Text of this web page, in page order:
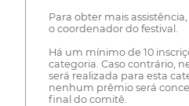
Para obter mais
o coordenador do festival.
Há um mínimo de 10
categoria. Caso contrário,
será realizada para esta
nenhum prêmio será
final do comitê.